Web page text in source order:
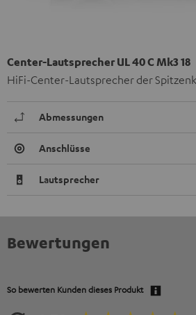
Center-Lautsprecher UL 40 C Mk3 18
HiFi-Center-Lautsprecher der
Abmessungen
Anschlüsse
Lautsprecher
Bewertungen
So bewerten Kunden dieses Produkt